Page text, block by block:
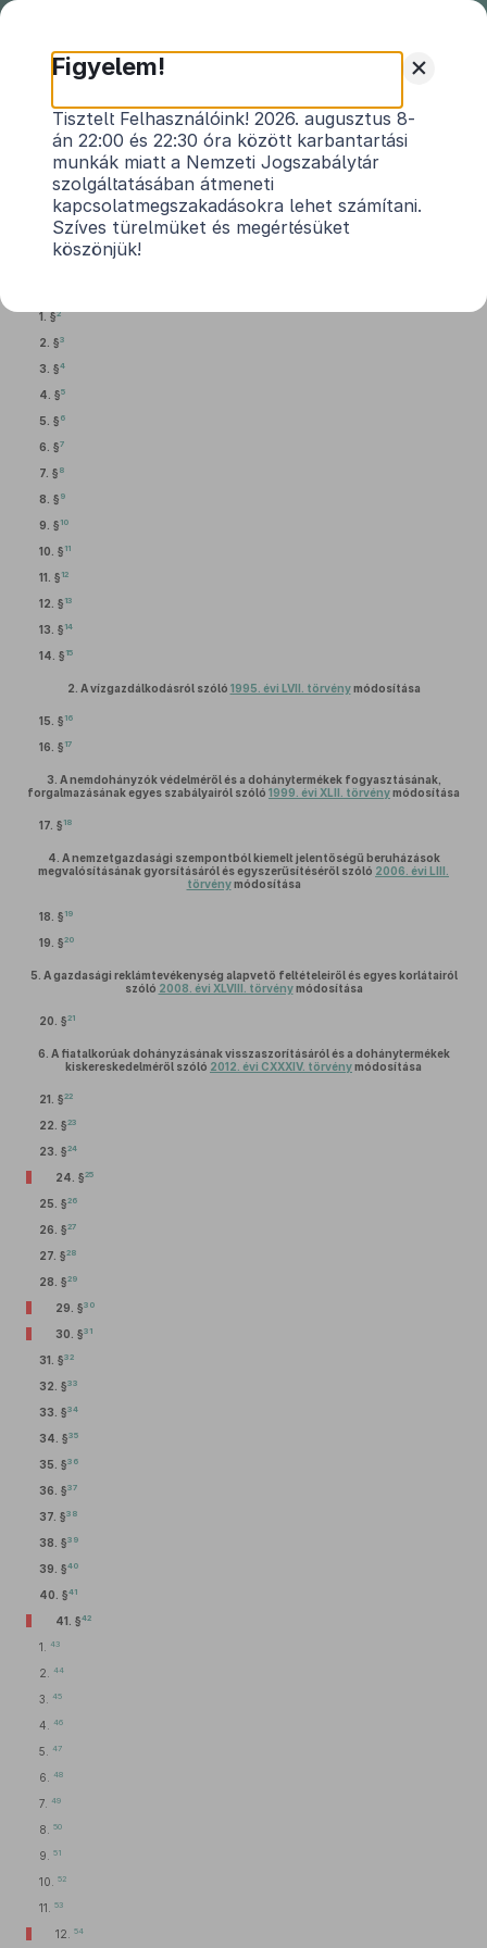
2022. évi LXIV. törvény
egyes bányászati és gazdasági tárgyú
törvények módosításáról1
Hatályos: 2023. 07. 02. – 2023. 07. 02.
1. §2
2. §3
3. §4
4. §5
5. § 6
6. §7
7. § 8
8. § 9
9. § 10
10. § 11
11. § 12
12. § 13
13. § 14
14. § 15
2. A vízgazdálkodásról szóló 1995. évi LVII. törvénymódosítása
15. § 16
16. § 17
3. A nemdohányzók védelméről és a dohánytermékek fogyasztásának,
forgalmazásának egyes szabályairól szóló 1999. évi XLII. törvénymódosítása
17. § 18
4. A nemzetgazdasági szempontból kiemelt jelentőségű beruházások
megvalósításának gyorsításáról és egyszerűsítéséről szóló 2006. évi LIII.
törvénymódosítása
18. § 19
19. §20
5. A gazdasági reklámtevékenység alapvető feltételeiről és egyes korlátairól
szóló 2008. évi XLVIII. törvénymódosítása
20. §21
6. A fiatalkorúak dohányzásának visszaszorításáról és a dohánytermékek
kiskereskedelméről szóló 2012. évi CXXXIV. törvénymódosítása
21. §22
22. §23
23. §24
24. §25
25. §26
26. §27
27. §28
28. §29
29. §30
30. §31
31. §32
32. §33
33. §34
34. §35
35. §36
36. §37
37. §38
38. §39
39. §40
40. §41
41. §42
1. 43
2. 44
3. 45
4. 46
5. 47
6. 48
7. 49
8. 50
9. 51
10. 52
11. 53
12. 54
+
Figyelem!
Tisztelt Felhasználóink! 2026. augusztus 8-
án 22:00 és 22:30 óra között karbantartási
munkák miatt a Nemzeti Jogszabálytár
szolgáltatásában átmeneti
kapcsolatmegszakadásokra lehet számítani.
Szíves türelmüket és megértésüket
köszönjük!